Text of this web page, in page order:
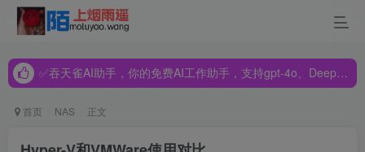
✅吞天雀AI助手，你的免费AI工作助手，支持gpt-4o、DeepSeek、Claude🔥🔥🔥🔥
✅吞天雀AI助手，你的免费AI工作助手，支持gpt-4o、DeepSeek、Claude🔥🔥🔥🔥
首页 NAS 正文